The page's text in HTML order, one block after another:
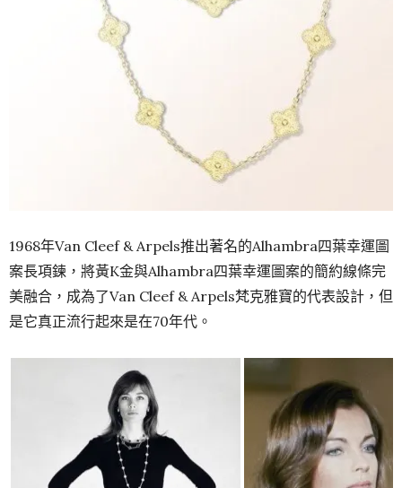
1968年Van Cleef & Arpels推出著名的Alhambra四葉幸運圖
案長項鍊，將黃K金與Alhambra四葉幸運圖案的簡約線條完
美融合，成為了Van Cleef & Arpels梵克雅寶的代表設計，但
是它真正流行起來是在70年代。